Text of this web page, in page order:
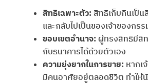
สิทธิเฉพาะตัว: สิทธิเก็บกินเป็
และกลับไปเป็นของเจ้าของกร
ขอบเขตอำนาจ: ผู้ทรงสิทธิมีสิ
กับธนาคารได้ด้วยตัวเอง
ความยุ่งยากในการขาย: หากเ
มีคนอาศัยอยู่ตลอดชีวิต ทำให้